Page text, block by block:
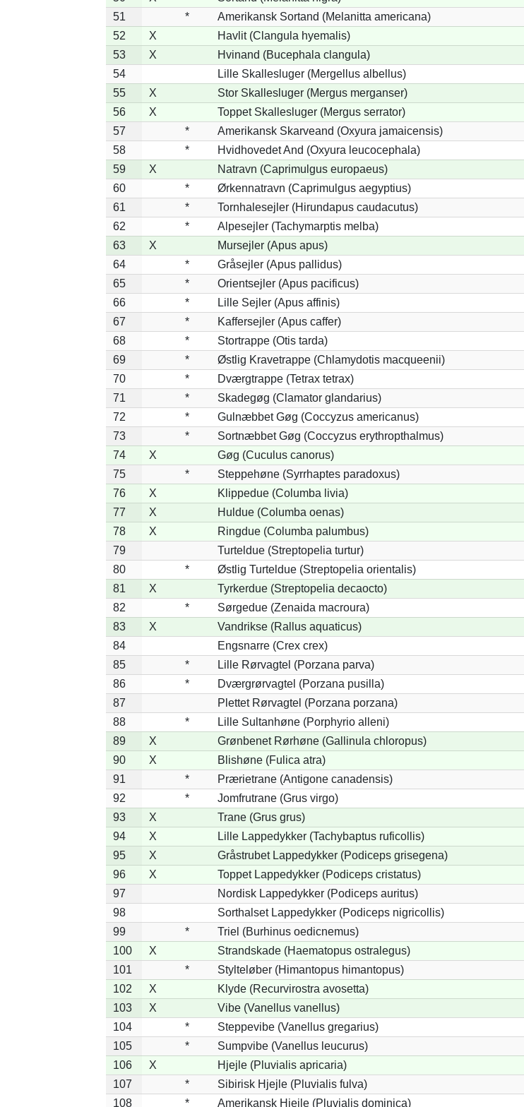
51
*
Amerikansk Sortand (Melanitta americana)
52
X
Havlit (Clangula hyemalis)
53
X
Hvinand (Bucephala clangula)
54
Lille Skallesluger (Mergellus albellus)
55
X
Stor Skallesluger (Mergus merganser)
56
X
Toppet Skallesluger (Mergus serrator)
57
*
Amerikansk Skarveand (Oxyura jamaicensis)
58
*
Hvidhovedet And (Oxyura leucocephala)
59
X
Natravn (Caprimulgus europaeus)
60
*
Ørkennatravn (Caprimulgus aegyptius)
61
*
Tornhalesejler (Hirundapus caudacutus)
62
*
Alpesejler (Tachymarptis melba)
63
X
Mursejler (Apus apus)
64
*
Gråsejler (Apus pallidus)
65
*
Orientsejler (Apus pacificus)
66
*
Lille Sejler (Apus affinis)
67
*
Kaffersejler (Apus caffer)
68
*
Stortrappe (Otis tarda)
69
*
Østlig Kravetrappe (Chlamydotis macqueenii)
70
*
Dværgtrappe (Tetrax tetrax)
71
*
Skadegøg (Clamator glandarius)
72
*
Gulnæbbet Gøg (Coccyzus americanus)
73
*
Sortnæbbet Gøg (Coccyzus erythropthalmus)
74
X
Gøg (Cuculus canorus)
75
*
Steppehøne (Syrrhaptes paradoxus)
76
X
Klippedue (Columba livia)
77
X
Huldue (Columba oenas)
78
X
Ringdue (Columba palumbus)
79
Turteldue (Streptopelia turtur)
80
*
Østlig Turteldue (Streptopelia orientalis)
81
X
Tyrkerdue (Streptopelia decaocto)
82
*
Sørgedue (Zenaida macroura)
83
X
Vandrikse (Rallus aquaticus)
84
Engsnarre (Crex crex)
85
*
Lille Rørvagtel (Porzana parva)
86
*
Dværgrørvagtel (Porzana pusilla)
87
Plettet Rørvagtel (Porzana porzana)
88
*
Lille Sultanhøne (Porphyrio alleni)
89
X
Grønbenet Rørhøne (Gallinula chloropus)
90
X
Blishøne (Fulica atra)
91
*
Prærietrane (Antigone canadensis)
92
*
Jomfrutrane (Grus virgo)
93
X
Trane (Grus grus)
94
X Lille Lappedykker (Tachybaptus ruficollis)
95
X Gråstrubet Lappedykker (Podiceps grisegena)
96
X
Toppet Lappedykker (Podiceps cristatus)
97
Nordisk Lappedykker (Podiceps auritus)
98
Sorthalset Lappedykker (Podiceps nigricollis)
99
*
Triel (Burhinus oedicnemus)
100
X
Strandskade (Haematopus ostralegus)
101
*
Stylteløber (Himantopus himantopus)
102
X
Klyde (Recurvirostra avosetta)
103
X
Vibe (Vanellus vanellus)
104
*
Steppevibe (Vanellus gregarius)
105
*
Sumpvibe (Vanellus leucurus)
106
X
Hjejle (Pluvialis apricaria)
107
*
Sibirisk Hjejle (Pluvialis fulva)
108
* Amerikansk Hjejle (Pluvialis dominica)